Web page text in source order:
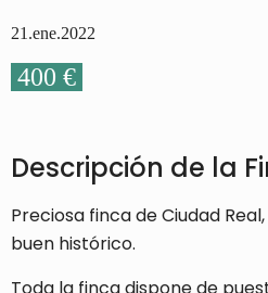
21.ene.2022
400 €
Descripción de la
Preciosa finca de Ciudad
buen histórico.